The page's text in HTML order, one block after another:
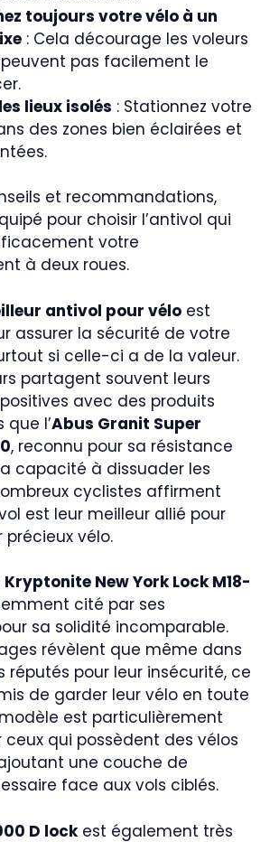
toujours votre vélo à un
: Cela décourage les voleurs
pas facilement le
lieux isolés : Stationnez votre
des zones bien éclairées et
et recommandations,
pour choisir l’antivol qui
votre
à deux roues.
antivol pour vélo est
assurer la sécurité de votre
si celle-ci a de la valeur.
partagent souvent leurs
avec des produits
que l’Abus Granit Super
, reconnu pour sa résistance
capacité à dissuader les
cyclistes affirment
est leur meilleur allié pour
vélo.
Kryptonite New York Lock M18-
cité par ses
sa solidité incomparable.
révèlent que même dans
réputés pour leur insécurité, ce
de garder leur vélo en toute
est particulièrement
qui possèdent des vélos
une couche de
face aux vols ciblés.
D lockest également très